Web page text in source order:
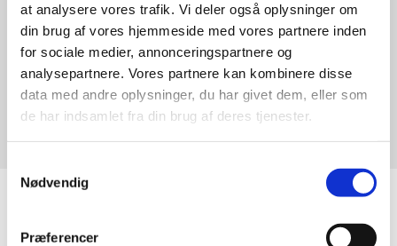
at analysere vores trafik. Vi deler også oplysninger om
din brug af vores hjemmeside med vores partnere inden
for sociale medier, annonceringspartnere og
analysepartnere. Vores partnere kan kombinere disse
data med andre oplysninger, du har givet dem, eller som
de har indsamlet fra din brug af deres tjenester.
Nødvendig
Præferencer
Søndag 27. september 2026, kl. 10:30
Nivå Kirke, Nivå Kirkevej, 2990 Nivå
Karina Juhl Kande